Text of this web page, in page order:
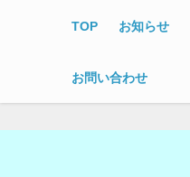
TOP お知らせ
お問い合わせ